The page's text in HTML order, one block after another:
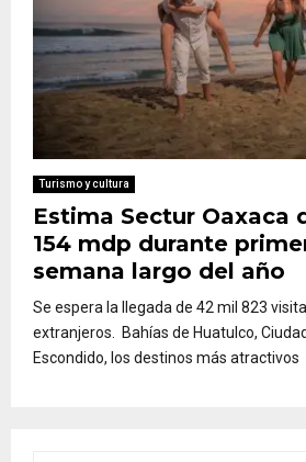
Turismo y cultura
Estima Sectur Oaxaca
154 mdp durante
semana largo del año
Se espera la llegada de 42 mil 823
extranjeros. Bahías de Huatulco,
Escondido, los destinos más atractivos